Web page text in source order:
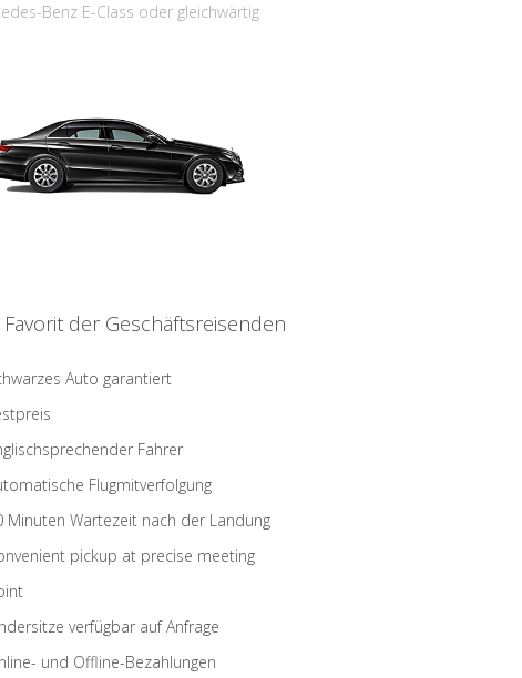
Benz E-Class oder gleichwärtig
Favorit der Geschäftsreisenden
Auto garantiert
Fahrer
Flugmitverfolgung
Minuten Wartezeit nach der Landung
pickup at precise meeting
verfügbar auf Anfrage
und Offline-Bezahlungen